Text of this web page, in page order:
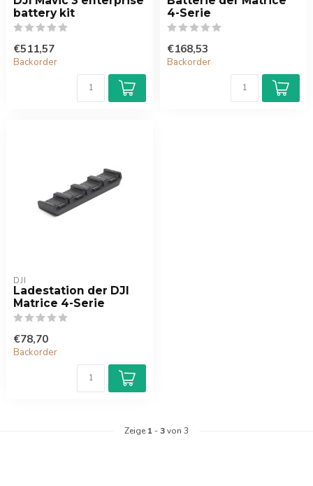
battery kit
€511,57
Backorder
4-Serie
€168,53
Backorder
DJI
Ladestation der DJI
Matrice 4-Serie
€78,70
Backorder
Zeige 1 -3von 3